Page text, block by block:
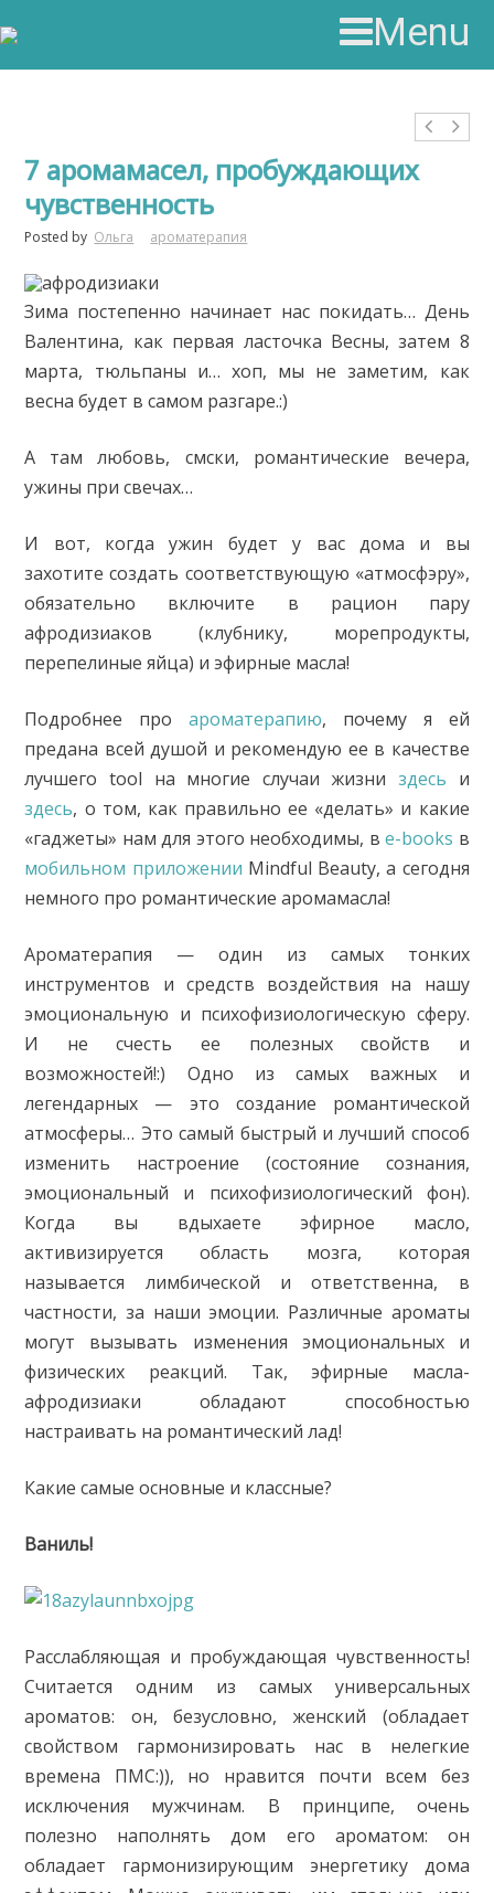
Menu
7 аромамасел, пробуждающих
чувственность
Posted by Ольга ароматерапия
Зима постепенно начинает нас покидать… День
Валентина, как первая ласточка Весны, затем 8
марта, тюльпаны и… хоп, мы не заметим, как
весна будет в самом разгаре.:)
А там любовь, смски, романтические вечера,
ужины при свечах…
И вот, когда ужин будет у вас дома и вы
захотите создать соответствующую «атмосфэру»,
обязательно включите в рацион пару
афродизиаков (клубнику, морепродукты,
перепелиные яйца) и эфирные масла!
Подробнее проароматерапию, почему я ей
предана всей душой и рекомендую ее в качестве
лучшего tool на многие случаи жизниздесь и
здесь, о том, как правильно ее «делать» и какие
«гаджеты» нам для этого необходимы, вe-books в
мобильном приложении Mindful Beauty, а сегодня
немного про романтические аромамасла!
Ароматерапия — один из самых тонких
инструментов и средств воздействия на нашу
эмоциональную и психофизиологическую сферу.
И не счесть ее полезных свойств и
возможностей!:) Одно из самых важных и
легендарных — это создание романтической
атмосферы… Это самый быстрый и лучший способ
изменить настроение (состояние сознания,
эмоциональный и психофизиологический фон).
Когда вы вдыхаете эфирное масло,
активизируется область мозга, которая
называется лимбической и ответственна, в
частности, за наши эмоции. Различные ароматы
могут вызывать изменения эмоциональных и
физических реакций. Так, эфирные масла-
афродизиаки обладают способностью
настраивать на романтический лад!
Какие самые основные и классные?
Ваниль!
Расслабляющая и пробуждающая чувственность!
Считается одним из самых универсальных
ароматов: он, безусловно, женский (обладает
свойством гармонизировать нас в нелегкие
времена ПМС:)), но нравится почти всем без
исключения мужчинам. В принципе, очень
полезно наполнять дом его ароматом: он
обладает гармонизирующим энергетику дома